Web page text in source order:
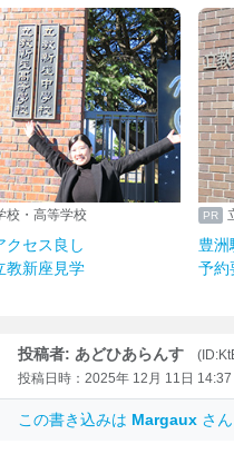
校・高等学校
クセス良し
教新座見学
豊洲
予約
投稿者: あどひあらんす
投稿日時：2025年 12月 11日 14:37
この書き込みは Margaux さ